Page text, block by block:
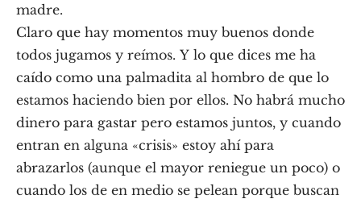
madre.
Claro que hay momentos muy buenos donde
todos jugamos y reímos. Y lo que dices me ha
caído como una palmadita al hombro de que lo
estamos haciendo bien por ellos. No habrá mucho
dinero para gastar pero estamos juntos, y cuando
entran en alguna «crisis» estoy ahí para
abrazarlos (aunque el mayor reniegue un poco) o
cuando los de en medio se pelean porque buscan